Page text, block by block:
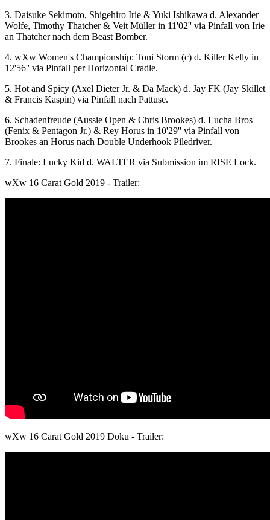
3. Daisuke Sekimoto, Shigehiro Irie & Yuki Ishikawa d. Alexander
Wolfe, Timothy Thatcher & Veit Müller in 11'02'' via Pinfall von Irie
an Thatcher nach dem Beast Bomber.
4. wXw Women's Championship: Toni Storm (c) d. Killer Kelly in
12'56'' via Pinfall per Horizontal Cradle.
5. Hot and Spicy (Axel Dieter Jr. & Da Mack) d. Jay FK (Jay Skillet
& Francis Kaspin) via Pinfall nach Pattuse.
6. Schadenfreude (Aussie Open & Chris Brookes) d. Lucha Bros
(Fenix & Pentagon Jr.) & Rey Horus in 10'29'' via Pinfall von
Brookes an Horus nach Double Underhook Piledriver.
7. Finale: Lucky Kid d. WALTER via Submission im RISE Lock.
wXw 16 Carat Gold 2019 - Trailer:
wXw 16 Carat Gold 2019 Doku - Trailer: